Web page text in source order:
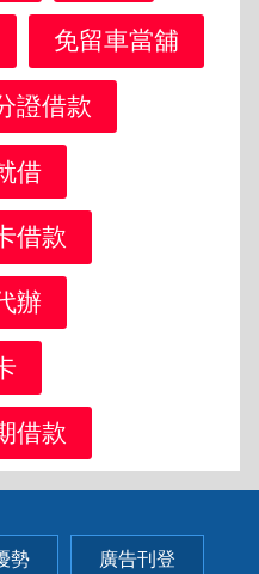
免留車當舖
證借款
借
借款
辦
借款
勢 廣告刊登